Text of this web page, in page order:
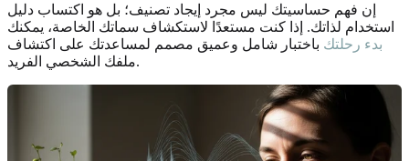
إن فهم حساسيتك ليس مجرد إيجاد تصنيف؛ بل هو اكتساب دليل
استخدام لذاتك. إذا كنت مستعدًا لاستكشاف سماتك الخاصة، يمكنك
بدء رحلتك باختبار شامل وعميق مصمم لمساعدتك على اكتشاف
ملفك الشخصي الفريد.